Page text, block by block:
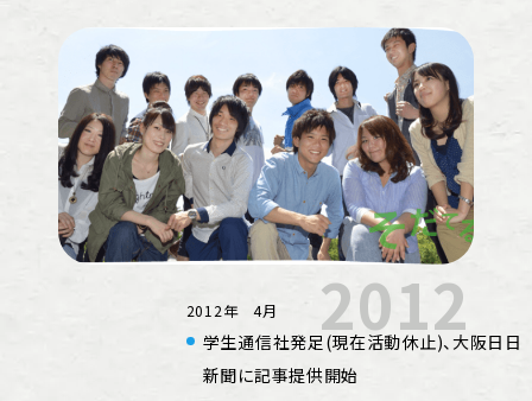
2012
2012年 4月
学生通信社発足(現在活動休止)、大阪日日
新聞に記事提供開始